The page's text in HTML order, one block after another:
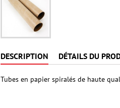
DESCRIPTION DÉTAILS DU
Tubes en papier spiralés de haute